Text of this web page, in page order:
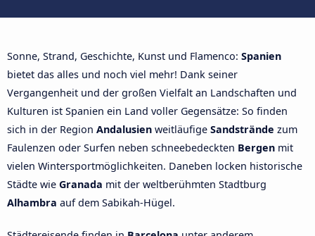
Sonne, Strand, Geschichte, Kunst und Flamenco: Spanien
bietet das alles und noch viel mehr! Dank seiner
Vergangenheit und der großen Vielfalt an Landschaften und
Kulturen ist Spanien ein Land voller Gegensätze: So finden
sich in der Region Andalusien weitläufige Sandstrände zum
Faulenzen oder Surfen neben schneebedeckten Bergen mit
vielen Wintersportmöglichkeiten. Daneben locken historische
Städte wie Granada mit der weltberühmten Stadtburg
Alhambra auf dem Sabikah-Hügel.